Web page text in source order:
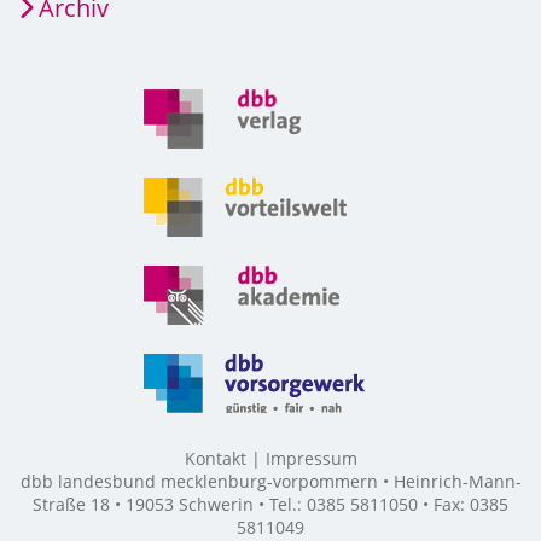
Archiv
Kontakt
Impressum
dbb landesbund mecklenburg-vorpommern • Heinrich-Mann-
Straße 18 • 19053 Schwerin • Tel.: 0385 5811050 • Fax: 0385
5811049